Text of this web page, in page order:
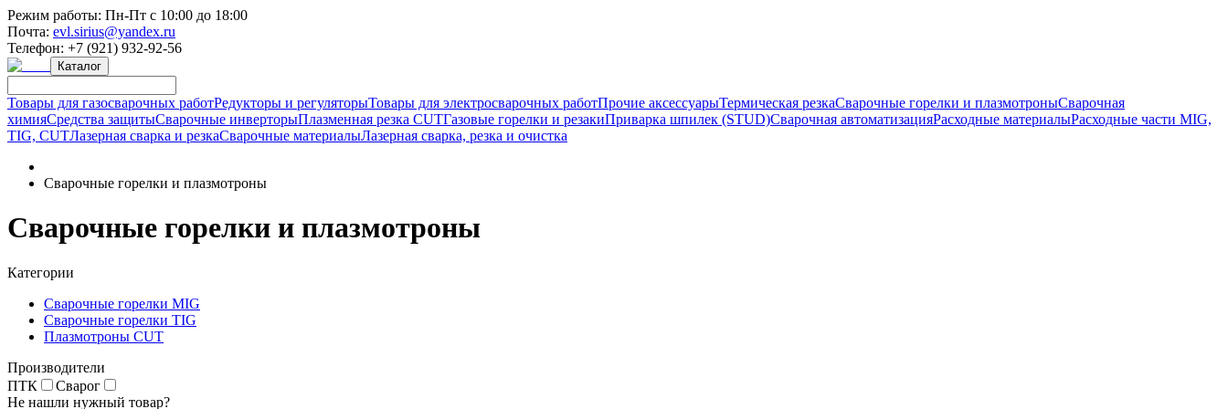
Режим работы: Пн-Пт с 10:00 до 18:00
Почта: evl.sirius@yandex.ru
Телефон: +7 (921) 932-92-56
Каталог
Товары для газосварочных работРедукторы и регуляторыТовары для электросварочных работПрочие аксессуарыТермическая резкаСварочные горелки и плазмотроныСварочная
химияСредства защитыСварочные инверторыПлазменная резка CUTГазовые горелки и резакиПриварка шпилек (STUD)Сварочная автоматизацияРасходные материалыРасходные части MIG,
TIG, CUTЛазерная сварка и резкаСварочные материалыЛазерная сварка, резка и очистка
Сварочные горелки и плазмотроны
Сварочные горелки и плазмотроны
Категории
Сварочные горелки MIG
Сварочные горелки TIG
Плазмотроны CUT
Производители
ПТК
Сварог
Не нашли нужный товар?